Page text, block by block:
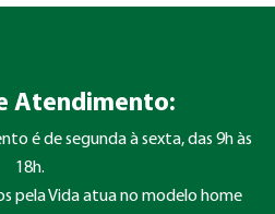
Atendimento:
é de segunda à sexta, das 9h às
18h.
pela Vida atua no modelo home